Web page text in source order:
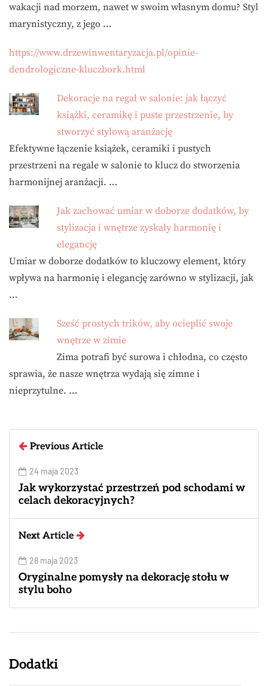
wakacji nad morzem, nawet w swoim własnym domu? Styl
marynistyczny, z jego …
https://www.drzewinwentaryzacja.pl/opinie-
dendrologiczne-kluczbork.html
Dekoracje na regał w salonie: jak łączyć
książki, ceramikę i puste przestrzenie, by
stworzyć stylową aranżację
Efektywne łączenie książek, ceramiki i pustych
przestrzeni na regale w salonie to klucz do stworzenia
harmonijnej aranżacji. …
Jak zachować umiar w doborze dodatków, by
stylizacja i wnętrze zyskały harmonię i
elegancję
Umiar w doborze dodatków to kluczowy element, który
wpływa na harmonię i elegancję zarówno w stylizacji, jak
…
Sześć prostych trików, aby ocieplić swoje
wnętrze w zimie
Zima potrafi być surowa i chłodna, co często
sprawia, że nasze wnętrza wydają się zimne i
nieprzytulne. …
Previous Article
24 maja 2023
Jak wykorzystać przestrzeń pod schodami w
celach dekoracyjnych?
Next Article
28 maja 2023
Oryginalne pomysły na dekorację stołu w
stylu boho
Dodatki